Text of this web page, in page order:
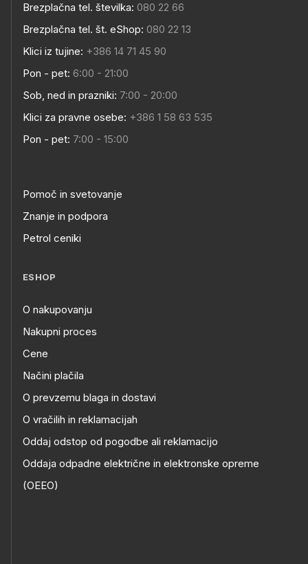
Brezplačna tel. številka: 080 22 66
Brezplačna tel. št. eShop: 080 22 13
Klici iz tujine: +386 14 71 45 90
Pon - pet: 6:00 - 21:00
Sob, ned in prazniki: 7:00 - 20:00
Klici za pravne osebe: +386 1 58 63 535
Pon - pet: 7:00 - 15:00
Pomoč in svetovanje
Znanje in podpora
Petrol ceniki
ESHOP
O nakupovanju
Nakupni proces
Cene
Načini plačila
O prevzemu blaga in dostavi
O vračilih in reklamacijah
Oddaj odstop od pogodbe ali reklamacijo
Oddaja odpadne električne in elektronske opreme
(OEEO)